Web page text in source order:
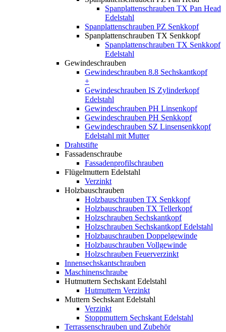
Spanplattenschrauben TX Pan Head
Edelstahl
Spanplattenschrauben PZ Senkkopf
Spanplattenschrauben TX Senkkopf
Spanplattenschrauben TX Senkkopf
Edelstahl
Gewindeschrauben
Gewindeschrauben 8.8 Sechskantkopf
+
Gewindeschrauben IS Zylinderkopf
Edelstahl
Gewindeschrauben PH Linsenkopf
Gewindeschrauben PH Senkkopf
Gewindeschrauben SZ Linsensenkkopf
Edelstahl mit Mutter
Drahtstifte
Fassadenschraube
Fassadenprofilschrauben
Flügelmuttern Edelstahl
Verzinkt
Holzbauschrauben
Holzbauschrauben TX Senkkopf
Holzbauschrauben TX Tellerkopf
Holzschrauben Sechskantkopf
Holzschrauben Sechskantkopf Edelstahl
Holzbauschrauben Doppelgewinde
Holzbauschrauben Vollgewinde
Holzschrauben Feuerverzinkt
Innensechskantschrauben
Maschinenschraube
Hutmuttern Sechskant Edelstahl
Hutmuttern Verzinkt
Muttern Sechskant Edelstahl
Verzinkt
Stoppmuttern Sechskant Edelstahl
Terrassenschrauben und Zubehör